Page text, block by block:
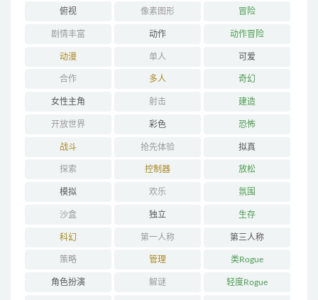
俯视 像素图形 冒险
剧情丰富 动作 动作冒险
动漫 单人 可爱
合作 多人 奇幻
女性主角 射击 建造
开放世界 彩色 恐怖
战斗 抢先体验 拟真
探索 控制器 放松
模拟 欢乐 氛围
沙盒 独立 生存
科幻 第一人称 第三人称
策略 管理 类Rogue
角色扮演 解谜 轻度Rogue